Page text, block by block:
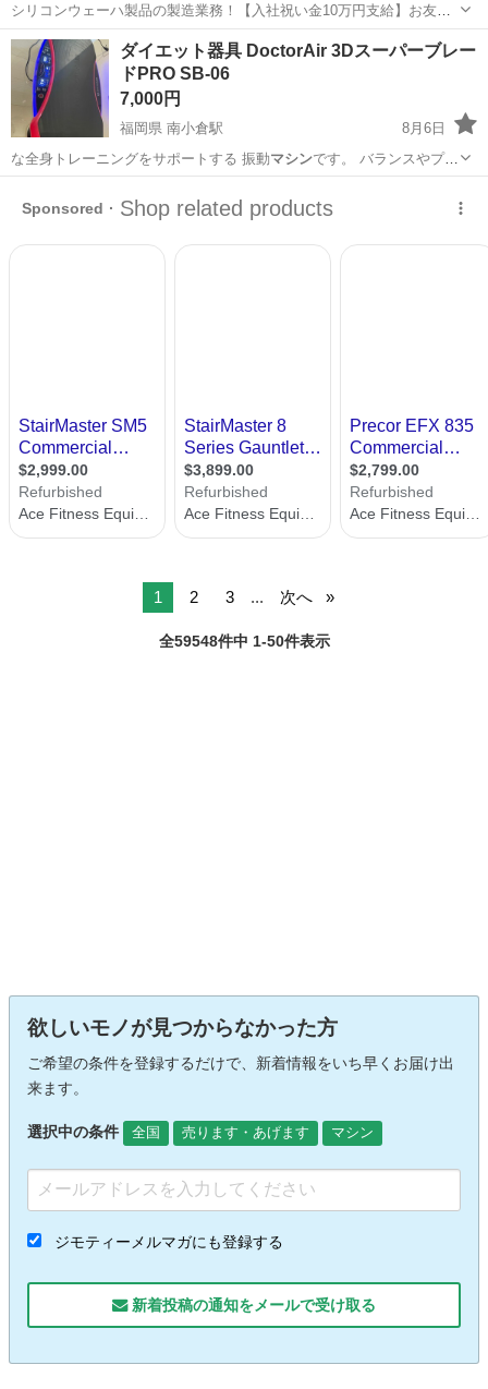
シリコンウェーハ製品の製造業務！【入社祝い金10万円支給】お友達
やカップルとの応募OK◎年間休日129日＆休出なしでプライベート充
実♪業務はクリーンルームで快適作業◎自社正社員登用制度あり★1食
300円～の格安食堂あり！《佐...
佐賀 伊万里市 東山代駅 その他
ダイエット器具 DoctorAir 3Dスーパーブレー
ドPRO SB-06
7,000円
福岡県 南小倉駅
8月6日
な全身トレーニングをサポートする 振動マシンです。 バランスやプラ
ンクエクササイズ…
1 2 3 ... 次へ
全59548件中 1-50件表示
欲しいモノが見つからなかった方
ご希望の条件を登録するだけで、新着情報をいち早くお届け出
来ます。
選択中の条件 全国 売ります・あげます マシン
ジモティーメルマガにも登録する
新着投稿の通知をメールで受け取る